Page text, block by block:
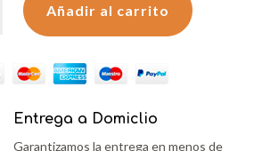
Añadir al carrito
Entrega a Domiclio
Garantizamos la entrega en menos de